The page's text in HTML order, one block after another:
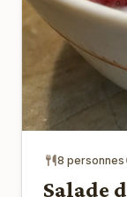
8 personnes
Salade